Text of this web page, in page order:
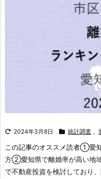
2024年3月8日 統計調査 ,
この記事のオススメ読者①愛知
方②愛知県で離婚率が高い地
で不動産投資を検討しており